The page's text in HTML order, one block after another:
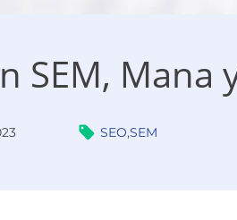
SEM, Mana
SEO,SEM